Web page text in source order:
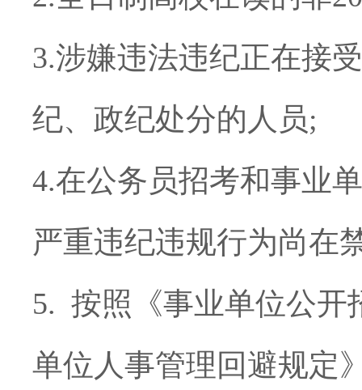
3.涉嫌违法违纪正在接
纪、政纪处分的人员;
4.在公务员招考和事业
严重违纪违规行为尚在
5. 按照《事业单位公开
单位人事管理回避规定